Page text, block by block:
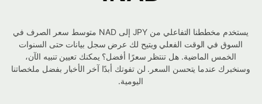
يستخدم مخططنا التفاعلي من JPY إلى NAD متوسط ​​سعر الصرف في
السوق في الوقت الفعلي ويتيح لك عرض سجل بيانات حتى السنوات
الخمس الماضية. هل تنتظر سعرًا أفضل؟ يمكنك تعيين تنبيه الآن،
وسنخبرك عندما يتحسن السعر. لن تفوتك أبدًا آخر الأخبار بفضل ملخصاتنا
اليومية.